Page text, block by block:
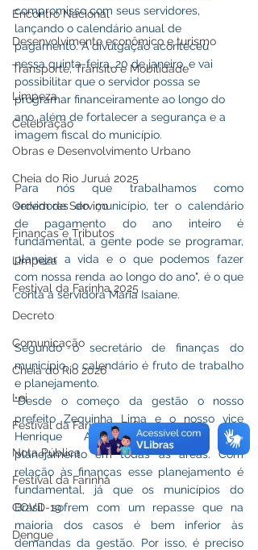
Encontro Nacional
Desenvolvimento econômico e turismo
Transporte, Trânsito e Mobilidade
Limpeza
Celebração
Obras e Desenvolvimento Urbano
Cheia do Rio Juruá 2025
Ordem de Serviço
Finanças e Tributos
Limpeza
Festival da Farinha 2025
Decreto
Comunicação
Cheia do Rio 2026
Lei
Festival da Farinha 2026
Nota Pública
Festival da Farinha
COVD-19
Dengue
compromisso com seus servidores,
lançando o calendário anual de
pagamento. A divulgação aconteceu
nessa quinta-feira, 20 de janeiro, e vai
possibilitar que o servidor possa se
programar financeiramente ao longo do
ano, além de fortalecer a segurança e a
imagem fiscal do município.
Para nós que trabalhamos como
servidores do município, ter o calendário
de pagamento do ano inteiro é
fundamental, a gente pode se programar,
planejar a vida e o que podemos fazer
com nossa renda ao longo do ano", é o que
conta a servidora Maria Isaiane.
Segundo o secretário de finanças do
município, o calendário é fruto de trabalho
e planejamento.
"Desde o começo da gestão o nosso
prefeito Zequinha Lima e o nosso vice
Henrique Afonso, trabalham com
planejamento em todas as áreas. Com
relação às finanças esse planejamento é
fundamental, já que os municípios do
Brasil sofrem com um repasse que na
maioria dos casos é bem inferior às
demandas da gestão. Por isso, é preciso